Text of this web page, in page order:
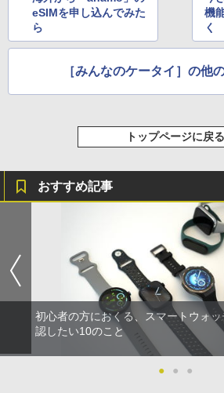
eSIMを申し込んでみた
ら
機
く
［みんなのケータイ］の他
トップページに戻る
おすすめ記事
初心者の方におくる、スマートウォ
認したい10のこと
● ● ●